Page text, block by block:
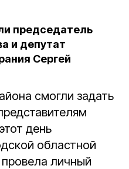
председатель
и депутат
Сергей
смогли задать
день
областной
провела личный